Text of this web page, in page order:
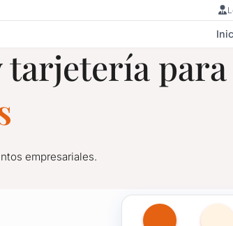
tarjetería para
empresariales.
Fiestas